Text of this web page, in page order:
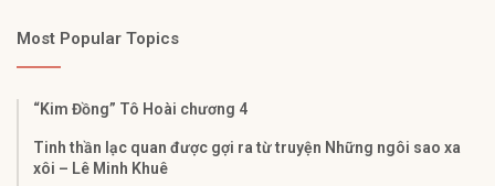
Most Popular Topics
“Kim Đồng” Tô Hoài chương 4
Tinh thần lạc quan được gợi ra từ truyện Những ngôi sao xa
xôi – Lê Minh Khuê